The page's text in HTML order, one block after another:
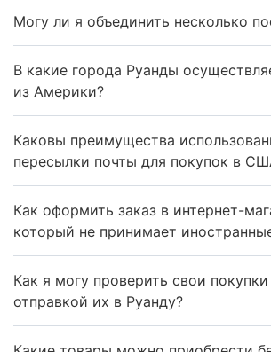
Могу ли я объединить несколько
В какие города Руанды
из Америки?
Каковы преимущества
пересылки почты для покупок в
Как оформить заказ в интернет-
который не принимает
Как я могу проверить свои
отправкой их в Руанду?